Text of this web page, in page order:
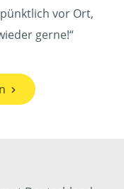
vor Ort,
gerne!“